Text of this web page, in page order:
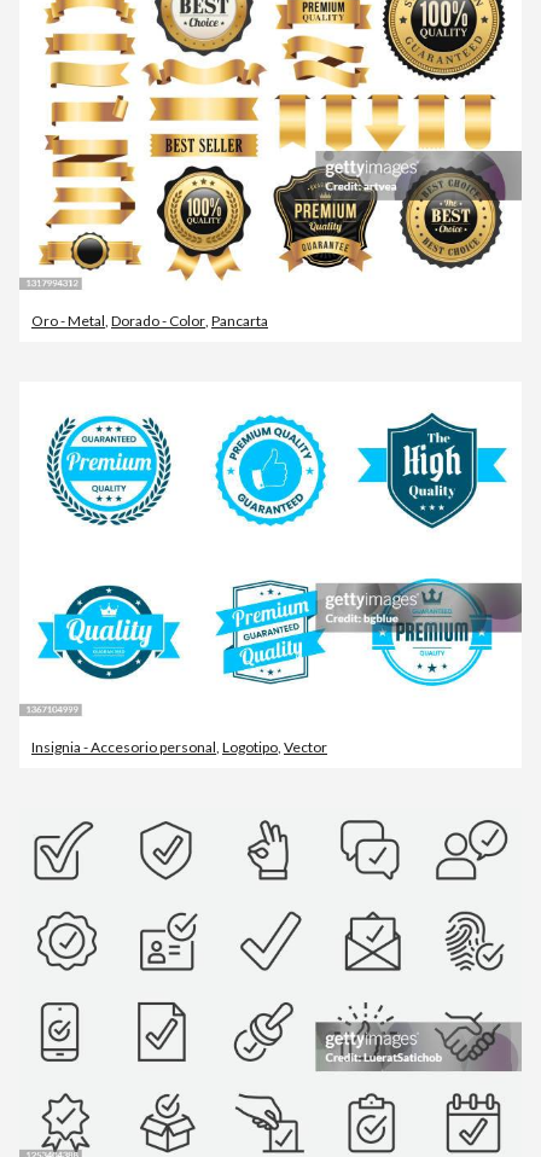
Oro - Metal, Dorado - Color, Pancarta
Insignia - Accesorio personal Logotipo Vector